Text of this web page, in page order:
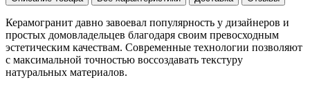
Керамогранит давно завоевал популярность у дизайнеров и
простых домовладельцев благодаря своим превосходным
эстетическим качествам. Современные технологии позволяют
с максимальной точностью воссоздавать текстуру
натуральных материалов.